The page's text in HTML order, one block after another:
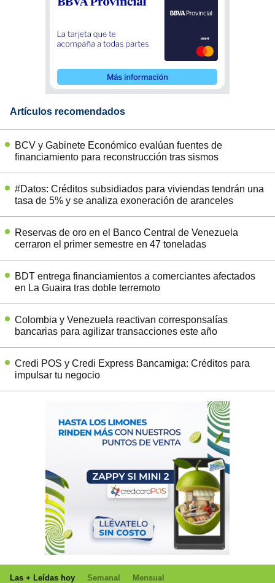
Artículos recomendados
BCV y Gabinete Económico evalúan fuentes de
financiamiento para reconstrucción tras sismos
#Datos: Créditos subsidiados para viviendas tendrán una
tasa de 5% y se analiza exoneración de aranceles
Reservas de oro en el Banco Central de Venezuela
cerraron el primer semestre en 47 toneladas
BDT entrega financiamientos a comerciantes afectados
en La Guaira tras doble terremoto
Colombia y Venezuela reactivan corresponsalías
bancarias para agilizar transacciones este año
Credi POS y Credi Express Bancamiga: Créditos para
impulsar tu negocio
Las + Leídas hoy Semanal Mensual